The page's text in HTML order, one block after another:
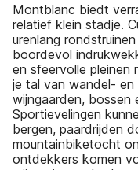
Montblanc biedt
relatief klein stadje.
urenlang
boordevol
en sfeervolle pleinen
je tal van wandel-
wijngaarden, bossen
Sportievelingen
bergen, paardrijden
mountainbiketocht
ontdekkers komen